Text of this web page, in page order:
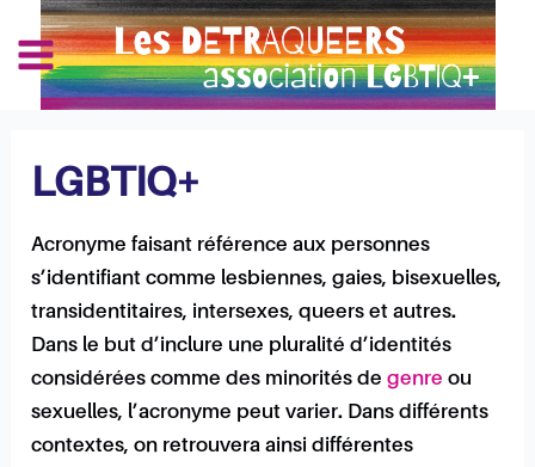
au
contenu
Main
Menu
Les Détraqueers
LGBTIQ+
Acronyme faisant référence aux personnes
s’identifiant comme lesbiennes, gaies, bisexuelles,
transidentitaires, intersexes, queers et autres.
Dans le but d’inclure une pluralité d’identités
considérées comme des minorités degenre ou
sexuelles, l’acronyme peut varier. Dans différents
contextes, on retrouvera ainsi différentes
Navigation
des
articles